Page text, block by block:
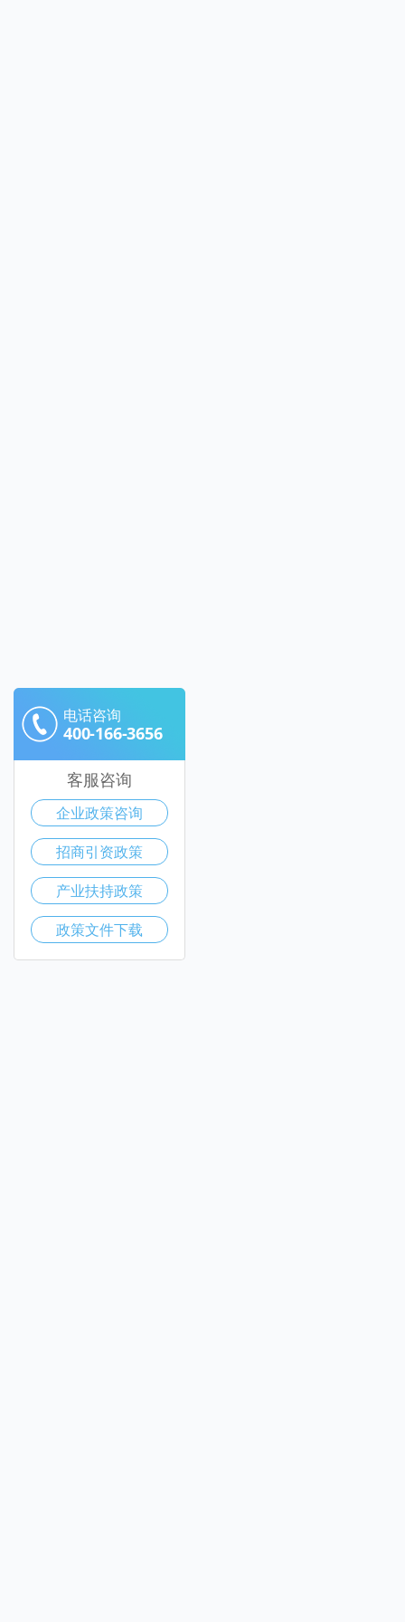
电话咨询
400-166-3656
客服咨询
企业政策咨询
招商引资政策
产业扶持政策
政策文件下载